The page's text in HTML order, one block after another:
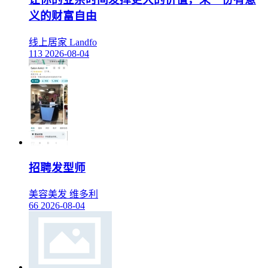
义的财富自由
线上居家 Landfo
113 2026-08-04
招聘发型师
美容美发 维多利
66 2026-08-04